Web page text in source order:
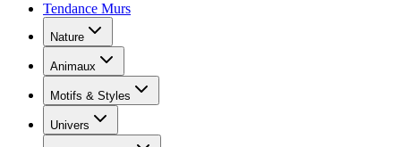
Tendance Murs
Nature
Animaux
Motifs & Styles
Univers